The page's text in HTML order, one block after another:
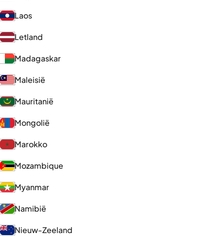
Laos
Letland
Madagaskar
Maleisië
Mauritanië
Mongolië
Marokko
Mozambique
Myanmar
Namibië
Nieuw-Zeeland